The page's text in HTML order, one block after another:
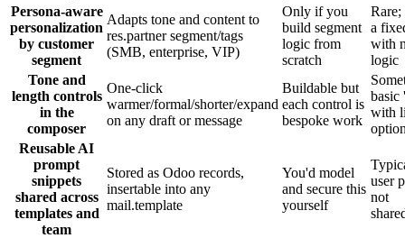
Persona-aware
personalization
by customer
segment
Adapts tone and content to
res.partner segment/tags
(SMB, enterprise, VIP)
Only if you
build segment
logic from
scratch
a
with
logic
Tone and
length controls
in the
composer
One-click
warmer/formal/shorter/expand
on any draft or message
Buildable but
each control is
bespoke work
basic
with
Reusable AI
prompt
snippets
shared across
templates and
team
Stored as Odoo records,
insertable into any
mail.template
You'd model
and secure this
yourself
user
not